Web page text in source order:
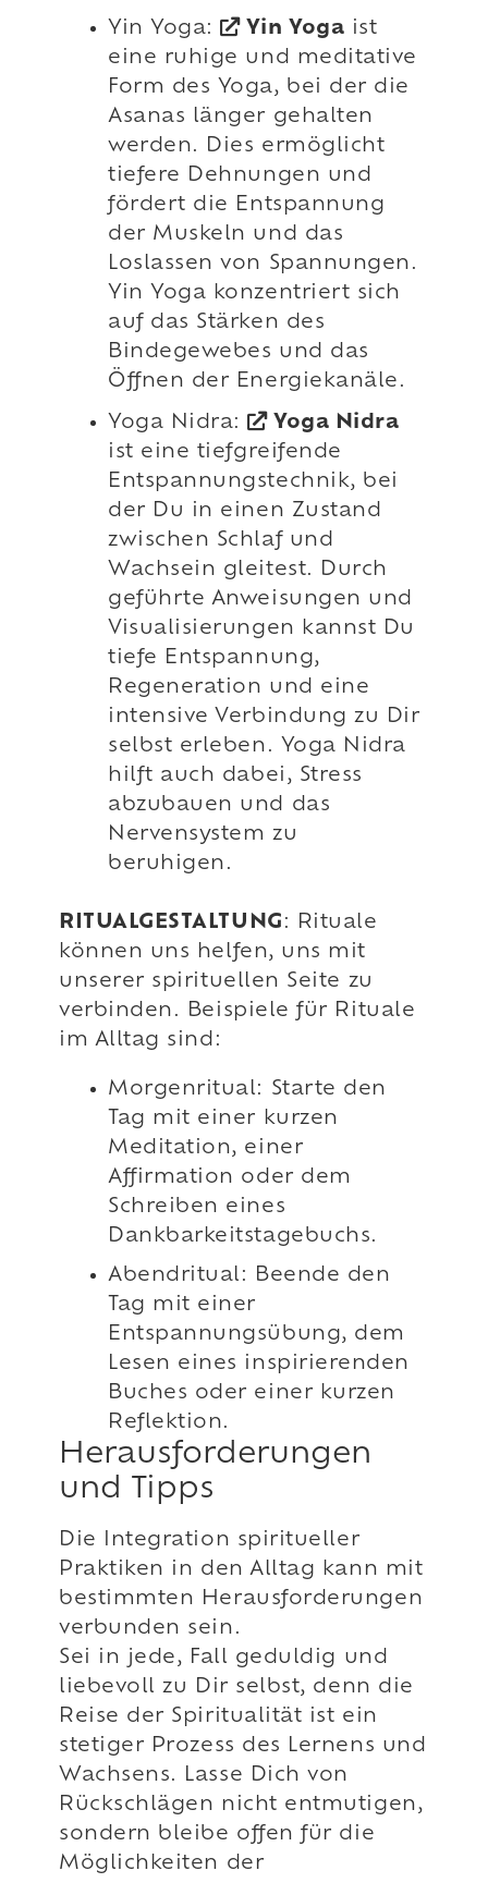
Yin Yoga:
Yin Yoga ist
eine ruhige und meditative
Form des Yoga, bei der die
Asanas länger gehalten
werden. Dies ermöglicht
tiefere Dehnungen und
fördert die Entspannung
der Muskeln und das
Loslassen von Spannungen.
Yin Yoga konzentriert sich
auf das Stärken des
Bindegewebes und das
Öffnen der Energiekanäle.
Yoga Nidra:
Yoga Nidra
ist eine tiefgreifende
Entspannungstechnik, bei
der Du in einen Zustand
zwischen Schlaf und
Wachsein gleitest. Durch
geführte Anweisungen und
Visualisierungen kannst Du
tiefe Entspannung,
Regeneration und eine
intensive Verbindung zu Dir
selbst erleben. Yoga Nidra
hilft auch dabei, Stress
abzubauen und das
Nervensystem zu
beruhigen.
RITUALGESTALTUNG : Rituale
können uns helfen, uns mit
unserer spirituellen Seite zu
verbinden. Beispiele für Rituale
im Alltag sind:
Morgenritual: Starte den
Tag mit einer kurzen
Meditation, einer
Affirmation oder dem
Schreiben eines
Dankbarkeitstagebuchs.
Abendritual: Beende den
Tag mit einer
Entspannungsübung, dem
Lesen eines inspirierenden
Buches oder einer kurzen
Reflektion.
Herausforderungen
und Tipps
Die Integration spiritueller
Praktiken in den Alltag kann mit
bestimmten Herausforderungen
verbunden sein.
Sei in jede, Fall geduldig und
liebevoll zu Dir selbst, denn die
Reise der Spiritualität ist ein
stetiger Prozess des Lernens und
Wachsens. Lasse Dich von
Rückschlägen nicht entmutigen,
sondern bleibe offen für die
Möglichkeiten der